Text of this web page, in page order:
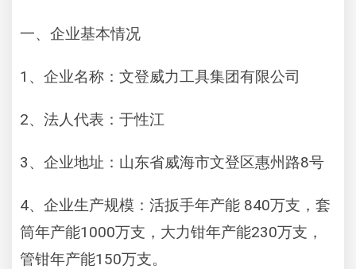
一、企业基本情况
1 、企业名称：文登威力工具集团有限公司
2、法人代表：于性江
3、企业地址：山东省威海市文登区惠州路8号
4、企业生产规模：活扳手年产能 840万支，套
筒年产能1000万支，大力钳年产能230万支，
管钳年产能150万支。